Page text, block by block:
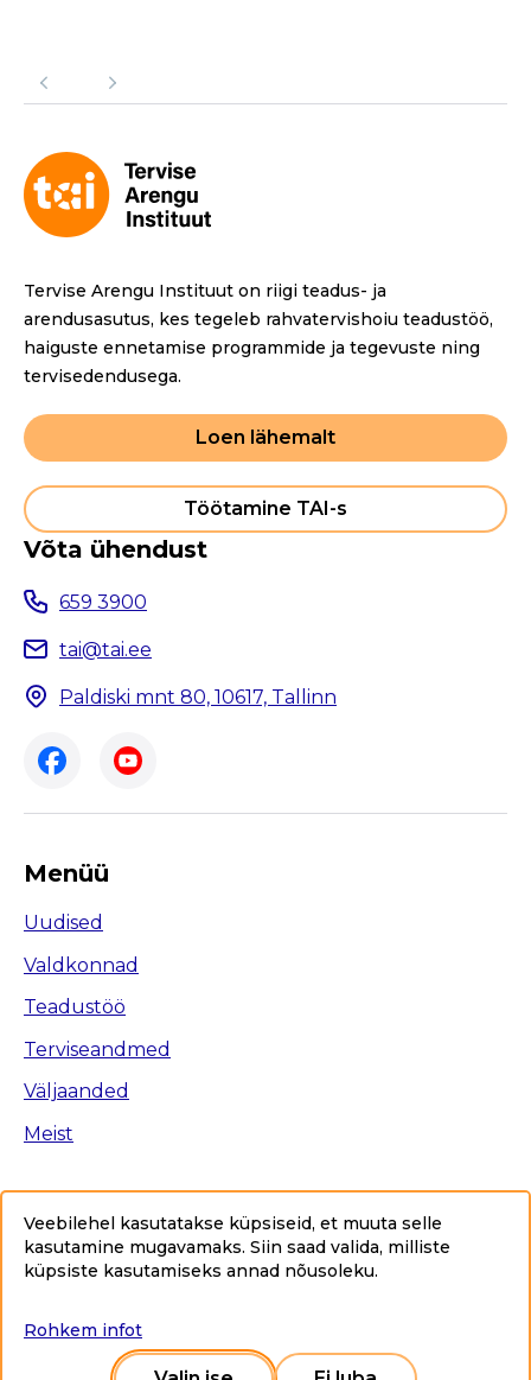
Tervise Arengu Instituut on riigi teadus- ja
arendusasutus, kes tegeleb rahvatervishoiu teadustöö,
haiguste ennetamise programmide ja tegevuste ning
tervisedendusega.
Loen lähemalt
Töötamine TAI-s
Võta ühendust
659 3900
tai@tai.ee
Paldiski mnt 80, 10617, Tallinn
Menüü
Uudised
Valdkonnad
Teadustöö
Terviseandmed
Väljaanded
Meist
Copyright © 2025 Tervise Arengu Instituut www.tai.ee.
Kõik õigused kaitstud.
Ligipääsetavus
Veebilehel kasutatakse küpsiseid, et muuta selle
kasutamine mugavamaks. Siin saad valida, milliste
küpsiste kasutamiseks annad nõusoleku.
Rohkem infot